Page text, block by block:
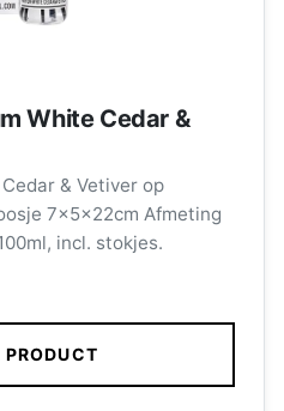
White Cedar &
& Vetiver op
7x5x22cm Afmeting
incl. stokjes.